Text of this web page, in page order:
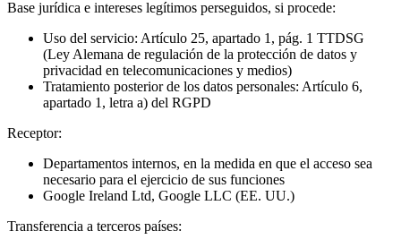
Base jurídica e intereses legítimos perseguidos, si procede:
Uso del servicio: Artículo 25, apartado 1, pág. 1 TTDSG
(Ley Alemana de regulación de la protección de datos y
privacidad en telecomunicaciones y medios)
Tratamiento posterior de los datos personales: Artículo 6,
apartado 1, letra a) del RGPD
Receptor:
Departamentos internos, en la medida en que el acceso sea
necesario para el ejercicio de sus funciones
Google Ireland Ltd, Google LLC (EE. UU.)
Transferencia a terceros países: